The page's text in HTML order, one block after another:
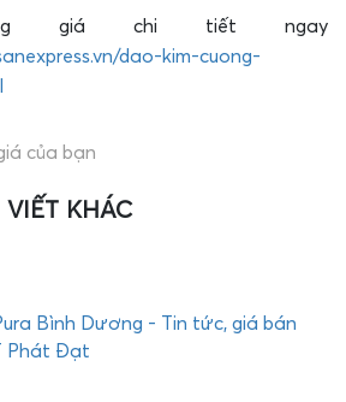
giá chi tiết ngay
dao-kim-cuong-
của bạn
KHÁC
Bình Dương - Tin tức, giá bán
Phát Đạt